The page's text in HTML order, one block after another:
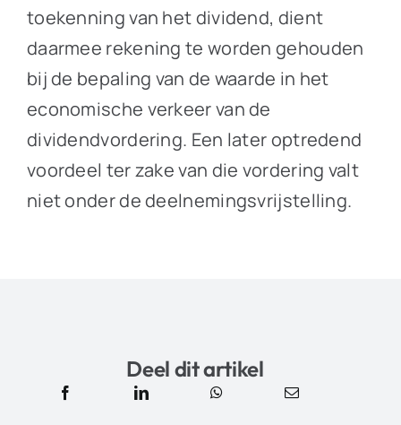
toekenning van het dividend, dient
daarmee rekening te worden gehouden
bij de bepaling van de waarde in het
economische verkeer van de
dividendvordering. Een later optredend
voordeel ter zake van die vordering valt
niet onder de deelnemingsvrijstelling.
Deel dit artikel